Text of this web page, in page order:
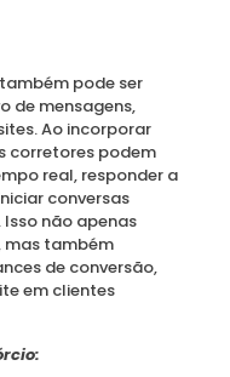
pode ser
de mensagens,
Ao incorporar
corretores podem
real, responder a
conversas
não apenas
mas também
de conversão,
em clientes